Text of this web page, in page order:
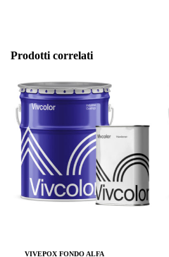
Prodotti correlati
VIVEPOX FONDO ALFA